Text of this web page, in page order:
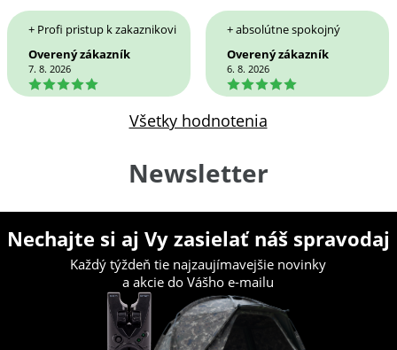
+ Profi pristup k zakaznikovi
Overený zákazník
7. 8. 2026
5
+ absolútne spokojný
Overený zákazník
6. 8. 2026
5
Všetky hodnotenia
Newsletter
Nechajte si aj Vy zasielať náš spravodaj
Každý týždeň tie najzaujímavejšie novinky
a akcie do Vášho e-mailu